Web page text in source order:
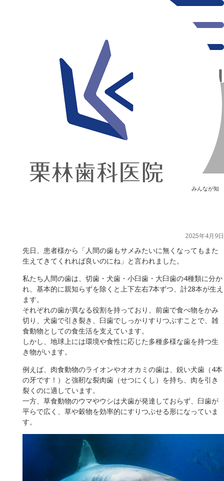
地球上の生物の歯の多様性
みんなが知
2025年4月9日
先日、患者様から「人間の歯もサメみたいに無くなってもまた
生えてきてくれれば良いのにね」と言われました。
私たち人間の歯は、切歯・犬歯・小臼歯・大臼歯の4種類に分か
れ、基本的に親知らずを除くと上下左右7本ずつ、計28本が生え
ます。
それぞれの歯が異なる役割を持っており、前歯で食べ物をかみ
切り、犬歯で引き裂き、臼歯でしっかりすりつぶすことで、雑
食動物としての食生活を支えています。
しかし、地球上には環境や食性に応じた多種多様な歯を持つ生
き物がいます。
例えば、肉食動物のライオンやオオカミの歯は、鋭い犬歯（4本
の牙です！）と強靭な裂肉歯（せつにくし）を持ち、肉を引き
裂くのに適しています。
一方、草食動物のウマやウシは犬歯が発達しておらず、臼歯が
平らで広く、草や穀物を効率的にすりつぶせる形になっていま
す。